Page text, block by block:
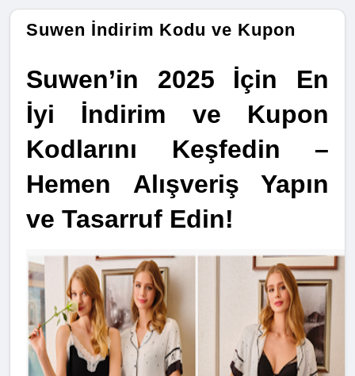
Suwen İndirim Kodu ve Kupon
Suwen’in 2025 İçin En
İyi İndirim ve Kupon
Kodlarını Keşfedin –
Hemen Alışveriş Yapın
ve Tasarruf Edin!